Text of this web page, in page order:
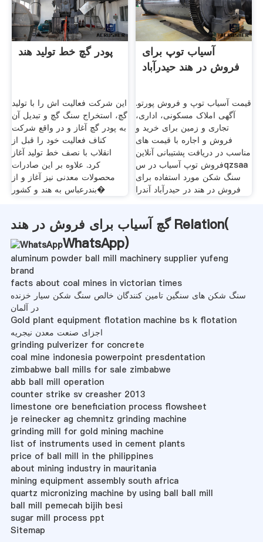
پودر گچ خط تولید هند
این شرکت فعالیت اش را با تولید
گچ، استخراج سنگ گچ و تبدیل آن
به پودر گچ آغاز و در واقع شرکت
کناف فعالیت‌ خود را قبل از
انقلاب با نصف خط تولید آغاز
کرد. علاوه بر این صادرات
محصولات معدنی نیز آغاز و از
بندرعباس به هند و کشور�
آسیاب توپ برای
فروش در هند حیدرآباد
قیمت آسیاب توپ و فروش پورتو.
آگهی املاک مسکونی، اداری،
تجاری و زمین برای خرید و
فروش و اجاره با قیمت های
مناسب در دریافت پشتیبانی آنلاین
فروش توپ آسیاب در سqzsaa
سنگ شکن مورد استفاده برای
فروش در هند در حیدرآباد آندرا
گچ آسیاب برای فروش در هند Relation(
WhatsApp)
aluminum powder ball mill machinery supplier yufeng
brand
facts about coal mines in victorian times
سنگ شکن های سنگین تامین کنندگان خالص سنگ شکن سیار خزنده
در آلمان
Gold plant equipment flotation machine bs k flotation
اجزای صنعت معدن نیجریه
grinding pulverizer for concrete
coal mine indonesia powerpoint presdentation
zimbabwe ball mills for sale zimbabwe
abb ball mill operation
counter strike sv creasher 2013
limestone ore beneficiation process flowsheet
je reinecker ag chemnitz grinding machine
grinding mill for gold mining machine
list of instruments used in cement plants
price of ball mill in the philippines
about mining industry in mauritania
mining equipment assembly south africa
quartz micronizing machine by using ball ball mill
ball mill pemecah bijih besi
sugar mill process ppt
Sitemap